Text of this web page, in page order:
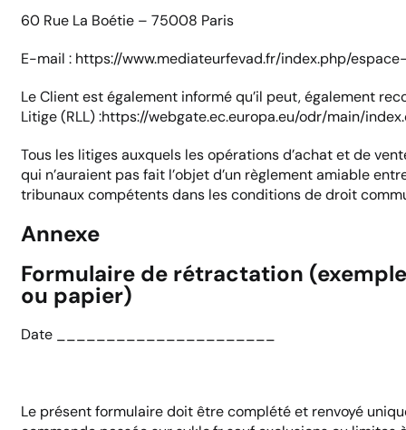
60 Rue La Boétie – 75008 Paris
E-mail : https://www.mediateurfevad.fr/index.php/
Le Client est également informé qu’il peut, également
Litige (RLL) :https://webgate.ec.europa.eu/odr/main/
Tous les litiges auxquels les opérations d’achat et de
qui n’auraient pas fait l’objet d’un règlement amiable
tribunaux compétents dans les conditions de droit
Annexe
Formulaire de rétractation
ou papier)
Date ______________________
Le présent formulaire doit être complété et renvoyé